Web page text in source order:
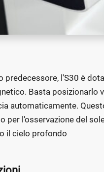
predecessore, l'S30 è
Basta posizionarlo
automaticamente.
per l'osservazione del
il cielo profondo